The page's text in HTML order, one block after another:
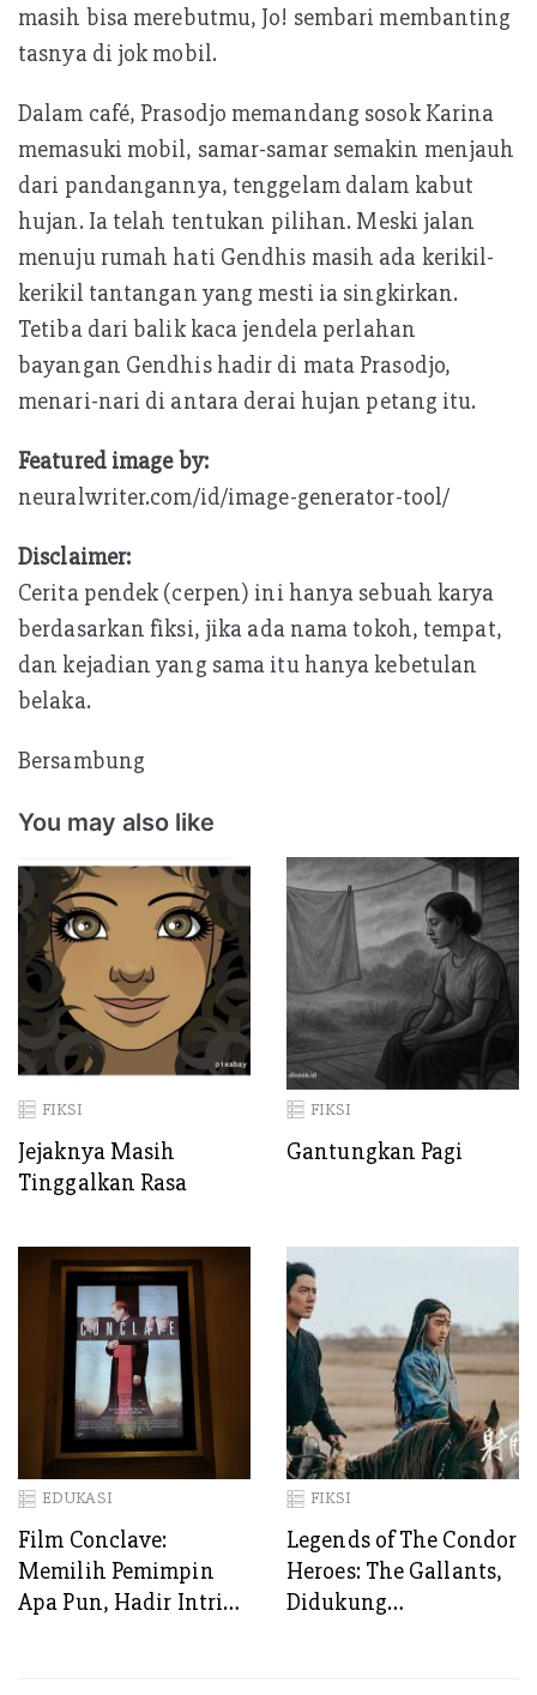
masih bisa merebutmu, Jo! sembari membanting
tasnya di jok mobil.
Dalam café, Prasodjo memandang sosok Karina
memasuki mobil, samar-samar semakin menjauh
dari pandangannya, tenggelam dalam kabut
hujan. Ia telah tentukan pilihan. Meski jalan
menuju rumah hati Gendhis masih ada kerikil-
kerikil tantangan yang mesti ia singkirkan.
Tetiba dari balik kaca jendela perlahan
bayangan Gendhis hadir di mata Prasodjo,
menari-nari di antara derai hujan petang itu.
Featured image by:
neuralwriter.com/id/image-generator-tool/
Disclaimer:
Cerita pendek (cerpen) ini hanya sebuah karya
berdasarkan fiksi, jika ada nama tokoh, tempat,
dan kejadian yang sama itu hanya kebetulan
belaka.
Bersambung
You may also like
FIKSI
Jejaknya Masih
Tinggalkan Rasa
FIKSI
Gantungkan Pagi
EDUKASI
Film Conclave:
Memilih Pemimpin
Apa Pun, Hadir Intrik,
FIKSI
Legends of The Condor
Heroes: The Gallants,
Didukung